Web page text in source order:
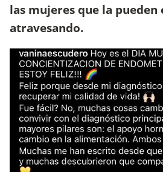
las mujeres que la pueden
atravesando.